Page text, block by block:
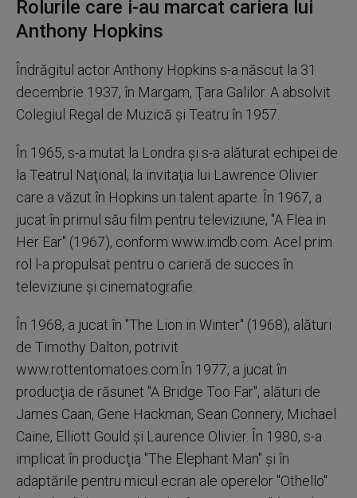
Rolurile care i-au marcat cariera lui
Anthony Hopkins
Îndrăgitul actor Anthony Hopkins s-a născut la 31
decembrie 1937, în Margam, Ţara Galilor. A absolvit
Colegiul Regal de Muzică şi Teatru în 1957.
În 1965, s-a mutat la Londra şi s-a alăturat echipei de
la Teatrul Naţional, la invitaţia lui Lawrence Olivier
care a văzut în Hopkins un talent aparte. În 1967, a
jucat în primul său film pentru televiziune, ''A Flea in
Her Ear'' (1967), conform www.imdb.com. Acel prim
rol l-a propulsat pentru o carieră de succes în
televiziune şi cinematografie.
În 1968, a jucat în ''The Lion in Winter'' (1968), alături
de Timothy Dalton, potrivit
www.rottentomatoes.com.În 1977, a jucat în
producţia de răsunet ''A Bridge Too Far'', alături de
James Caan, Gene Hackman, Sean Connery, Michael
Caine, Elliott Gould şi Laurence Olivier. În 1980, s-a
implicat în producţia ''The Elephant Man'' şi în
adaptările pentru micul ecran ale operelor ''Othello''